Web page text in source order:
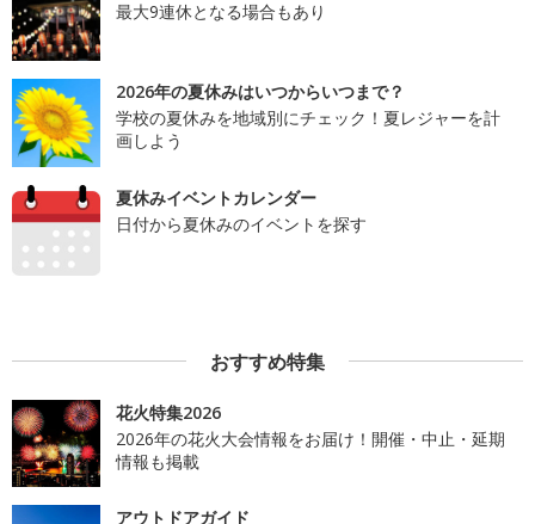
最大9連休となる場合もあり
2026年の夏休みはいつからいつまで？
学校の夏休みを地域別にチェック！夏レジャーを計
画しよう
夏休みイベントカレンダー
日付から夏休みのイベントを探す
おすすめ特集
花火特集2026
2026年の花火大会情報をお届け！開催・中止・延期
情報も掲載
アウトドアガイド